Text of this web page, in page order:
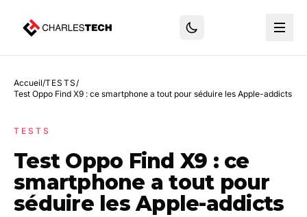
Accueil/TESTS/
Test Oppo Find X9 : ce smartphone a tout pour séduire les Apple-addicts
TESTS
Test Oppo Find X9 : ce
smartphone a tout pour
séduire les Apple-addicts